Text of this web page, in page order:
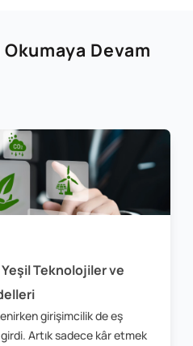
Devam
Teknolojiler ve
girişimcilik de eş
Artık sadece kâr etmek